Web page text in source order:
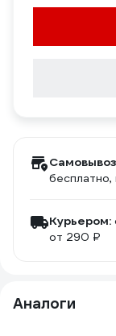
бесплатно,
Курьером:
от 290 ₽
Аналоги